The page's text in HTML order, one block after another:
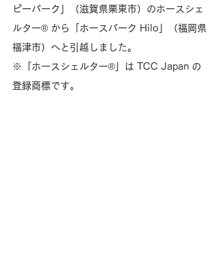
ピーパーク」（滋賀県栗東市）のホースシェ
ルター® から「ホースパーク Hilo」（福岡県
福津市）へと引越しました。
※「ホースシェルター®」は TCC Japan の
登録商標です。